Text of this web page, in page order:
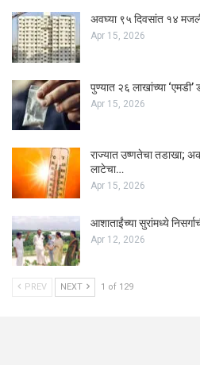
अवघ्या ९५ दिवसांत १४
Apr 15, 2026
पुण्यात २६ लाखांच्या
Apr 15, 2026
राज्यात उष्णतेचा तडाखा;
लाटेचा…
Apr 15, 2026
आशाताईंच्या सुरांमध्ये
Apr 12, 2026
PREV NEXT 1 of 129